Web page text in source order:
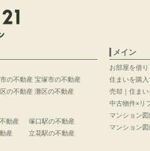
の不動産
の不動産
宝塚市の不動産
灘区の不動産
動産
産
塚口駅の不動産
立花駅の不動産
メイン
お部屋を借り
住まいを購入
売却｜住ま
中古物件×リ
マンション
マンション